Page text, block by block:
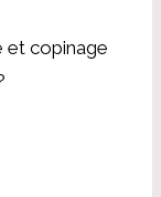
et copinage